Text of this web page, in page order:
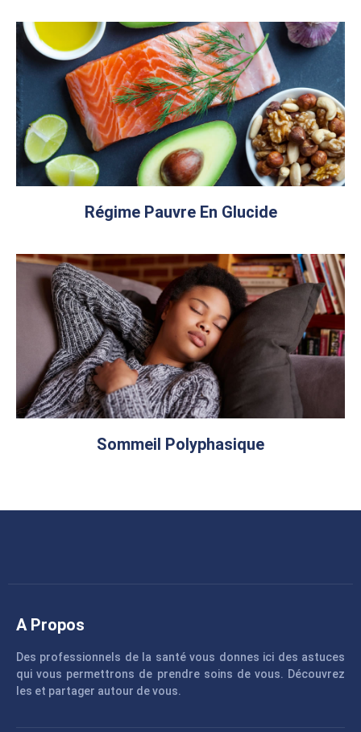
Régime Pauvre En Glucide
Sommeil Polyphasique
A Propos
Des professionnels de la santé vous donnes ici des astuces
qui vous permettrons de prendre soins de vous. Découvrez
les et partager autour de vous.